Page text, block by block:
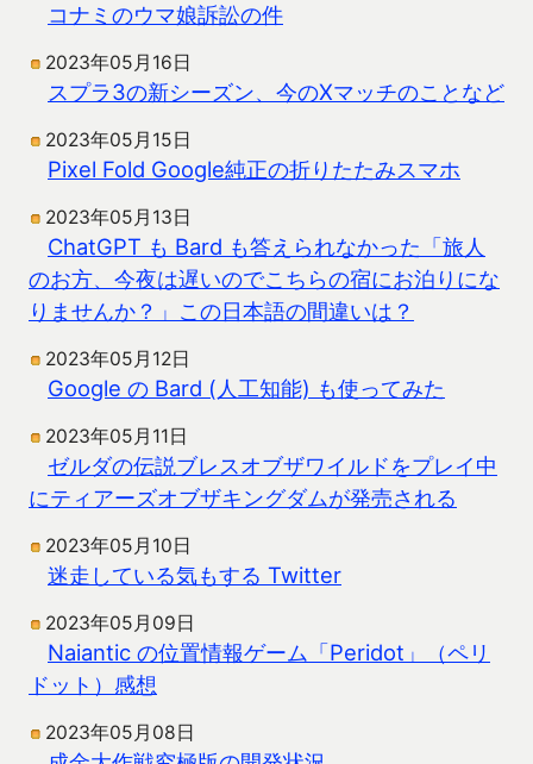
コナミのウマ娘訴訟の件
2023年05月16日
スプラ3の新シーズン、今のXマッチのことなど
2023年05月15日
Pixel Fold Google純正の折りたたみスマホ
2023年05月13日
ChatGPT も Bard も答えられなかった「旅人
のお方、今夜は遅いのでこちらの宿にお泊りにな
りませんか？」この日本語の間違いは？
2023年05月12日
Google の Bard (人工知能) も使ってみた
2023年05月11日
ゼルダの伝説ブレスオブザワイルドをプレイ中
にティアーズオブザキングダムが発売される
2023年05月10日
迷走している気もする Twitter
2023年05月09日
Naiantic の位置情報ゲーム「Peridot」（ペリ
ドット）感想
2023年05月08日